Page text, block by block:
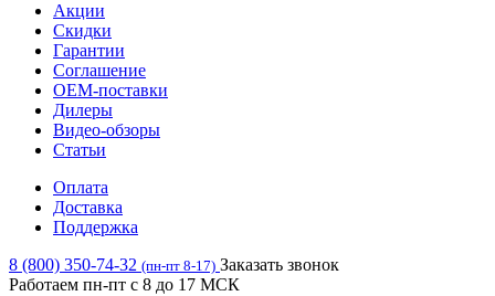
Акции
Скидки
Гарантии
Соглашение
OEM-поставки
Дилеры
Видео-обзоры
Статьи
Оплата
Доставка
Поддержка
8 (800) 350-74-32 (пн-пт 8-17) Заказать звонок
Работаем пн-пт с 8 до 17 МСК